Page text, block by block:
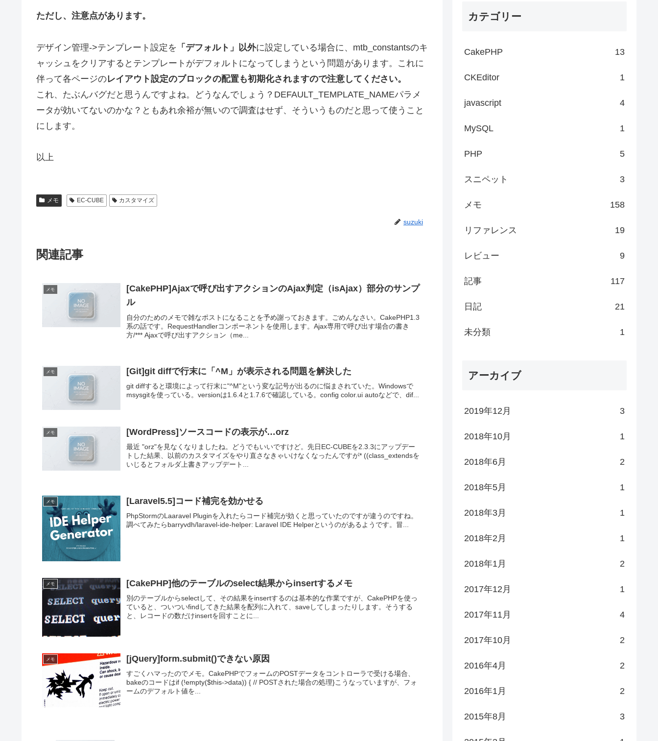
ただし、注意点があります。
デザイン管理->テンプレート設定を 「デフォルト」以外に設定している場合に、mtb_constantsのキ
ャッシュをクリアするとテンプレートがデフォルトになってしまうという問題があります。これに
伴って各ページのレイアウト設定のブロックの配置も初期化されますので注意してください。
これ、たぶんバグだと思うんですよね。どうなんでしょう？DEFAULT_TEMPLATE_NAMEパラメ
ータが効いてないのかな？ともあれ余裕が無いので調査はせず、そういうものだと思って使うこと
にします。
以上
メモ EC-CUBE カスタマイズ
suzuki
関連記事
メモ
[CakePHP]Ajaxで呼び出すアクションのAjax判定（isAjax）部分のサンプ
ル
自分のためのメモで雑なポストになることを予め謝っておきます。ごめんなさい。CakePHP1.3
系の話です。RequestHandlerコンポーネントを使用します。Ajax専用で呼び出す場合の書き
方/*** Ajaxで呼び出すアクション（me...
メモ [Git]git diffで行末に「^M」が表示される問題を解決した
git diffすると環境によって行末に"^M"という変な記号が出るのに悩まされていた。Windowsで
msysgitを使っている。versionは1.6.4と1.7.6で確認している。config color.ui autoなどで、dif...
メモ [WordPress]ソースコードの表示が…orz
最近 "orz"を見なくなりましたね。どうでもいいですけど。先日EC-CUBEを2.3.3にアップデー
トした結果、以前のカスタマイズをやり直さなきゃいけなくなったんですが* ((class_extendsを
いじるとフォルダ上書きアップデート...
メモ [Laravel5.5]コード補完を効かせる
PhpStormのLaaravel Pluginを入れたらコード補完が効くと思っていたのですが違うのですね。
調べてみたらbarryvdh/laravel-ide-helper: Laravel IDE Helperというのがあるようです。冒...
メモ [CakePHP]他のテーブルのselect結果からinsertするメモ
別のテーブルからselectして、その結果をinsertするのは基本的な作業ですが、CakePHPを使っ
ていると、ついついfindしてきた結果を配列に入れて、saveしてしまったりします。そうする
と、レコードの数だけinsertを回すことに...
メモ [jQuery]form.submit()できない原因
すごくハマったのでメモ。CakePHPでフォームのPOSTデータをコントローラで受ける場合、
bakeのコードはif (!empty($this->data)) { // POSTされた場合の処理}こうなっていますが、フォ
ームのデフォルト値を...
カテゴリー
CakePHP 13
CKEditor 1
javascript 4
MySQL 1
PHP 5
スニペット 3
メモ 158
リファレンス 19
レビュー 9
記事 117
日記 21
未分類 1
アーカイブ
2019年12月 3
2018年10月 1
2018年6月 2
2018年5月 1
2018年3月 1
2018年2月 1
2018年1月 2
2017年12月 1
2017年11月 4
2017年10月 2
2016年4月 2
2016年1月 2
2015年8月 3